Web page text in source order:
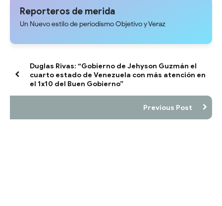
Reporteros de merida
Un Nuevo estilo de periodismo Objetivo y Veraz
Duglas Rivas: “Gobierno de Jehyson Guzmán el
cuarto estado de Venezuela con más atención en
el 1x10 del Buen Gobierno”
Previous Post